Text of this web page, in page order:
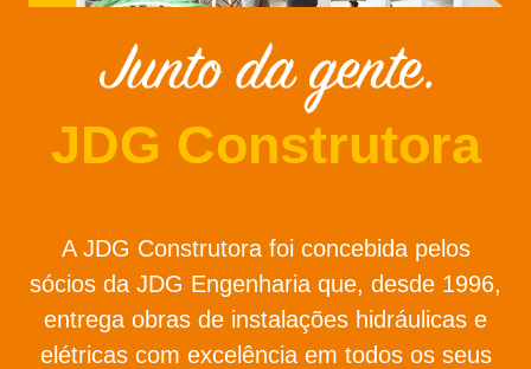
JDG Construtora
A JDG Construtora foi concebida pelos
sócios da JDG Engenharia que, desde 1996,
entrega obras de instalações hidráulicas e
elétricas com excelência em todos os seus